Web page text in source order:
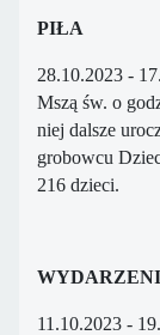
PIŁA
28.10.2023 -
Mszą św. o
niej dalsze
grobowcu
216 dzieci.
11.10.2023 -